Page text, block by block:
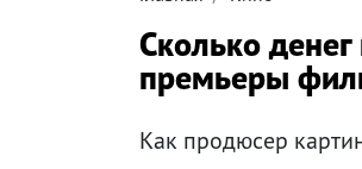
Сколько
премьеры
Как продюсер